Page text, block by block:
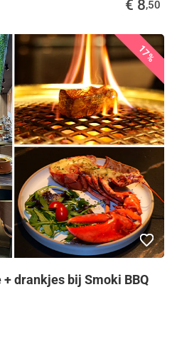
€ 8,50
17%
drankjes bij Smoki BBQ